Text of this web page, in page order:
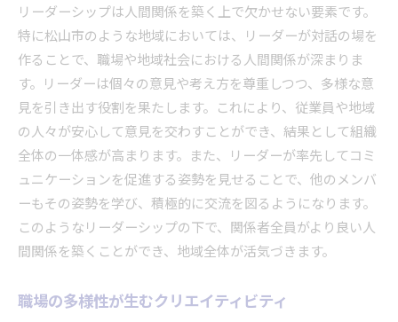
リーダーシップは人間関係を築く上で欠かせない要素です。
特に松山市のような地域においては、リーダーが対話の場を
作ることで、職場や地域社会における人間関係が深まりま
す。リーダーは個々の意見や考え方を尊重しつつ、多様な意
見を引き出す役割を果たします。これにより、従業員や地域
の人々が安心して意見を交わすことができ、結果として組織
全体の一体感が高まります。また、リーダーが率先してコミ
ュニケーションを促進する姿勢を見せることで、他のメンバ
ーもその姿勢を学び、積極的に交流を図るようになります。
このようなリーダーシップの下で、関係者全員がより良い人
間関係を築くことができ、地域全体が活気づきます。
職場の多様性が生むクリエイティビティ